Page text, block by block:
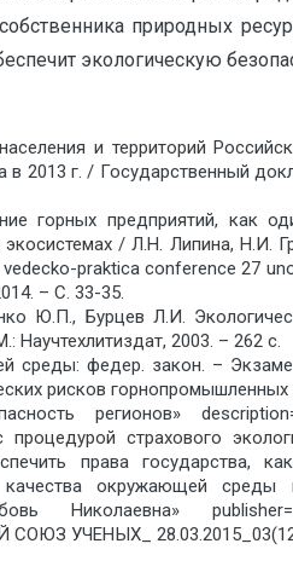
природных
экологическую
и территорий
в 2013 г. /
горных предприятий, как
экосистемах / Л.Н. Липина, Н.И.
praktica conference 27
– С. 33-35.
Ю.П., Бурцев Л.И.
Научтехлитиздат, 2003. – 262 с.
среды: федер. закон. –
рисков
регионов»
процедурой страхового
права государства,
качества окружающей среды
Николаевна»
УЧЕНЫХ_